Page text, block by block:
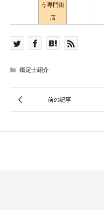
う専門街
店
鑑定士紹介